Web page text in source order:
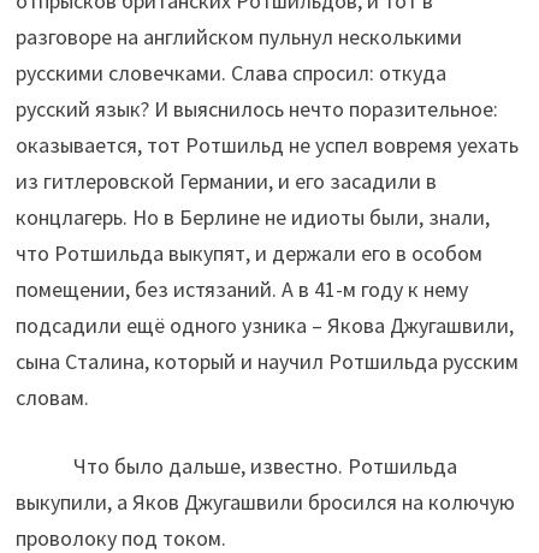
разговоре на английском пульнул несколькими
русскими словечками. Слава спросил: откуда
русский язык? И выяснилось нечто поразительное:
оказывается, тот Ротшильд не успел вовремя уехать
из гитлеровской Германии, и его засадили в
концлагерь. Но в Берлине не идиоты были, знали,
что Ротшильда выкупят, и держали его в особом
помещении, без истязаний. А в 41-м году к нему
подсадили ещё одного узника – Якова Джугашвили,
сына Сталина, который и научил Ротшильда русским
словам.
Что было дальше, известно. Ротшильда
выкупили, а Яков Джугашвили бросился на колючую
проволоку под током.